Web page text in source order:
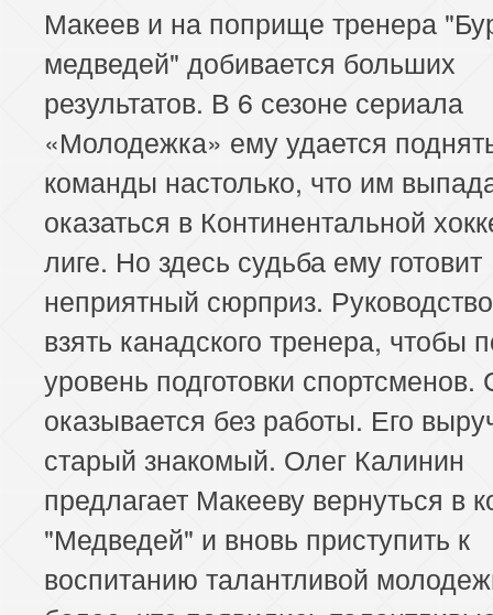
Макеев и на поприще тренера
медведей" добивается больших
результатов. В 6 сезоне сериала
«Молодежка» ему удается
команды настолько, что им
оказаться в Континентальной
лиге. Но здесь судьба ему готовит
неприятный сюрприз.
взять канадского тренера, чтобы
уровень подготовки спортсменов.
оказывается без работы. Его
старый знакомый. Олег Калинин
предлагает Макееву вернуться в
"Медведей" и вновь приступить к
воспитанию талантливой